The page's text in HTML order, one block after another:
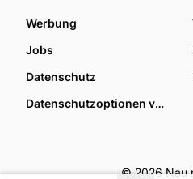
Werbung
Jobs
Datenschutz
Datenschutzoptionen verwalten
© 2026 Nau